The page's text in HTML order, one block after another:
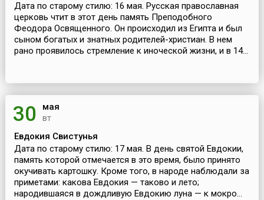
Дата по старому стилю: 16 мая. Русская православная
церковь чтит в этот день память Преподобного
Феодора Освященного. Он происходил из Египта и был
сыном богатых и знатных родителей-христиан. В нем
рано проявилось стремление к иноческой жизни, и в 14...
30 мая
вт
Евдокия Свистунья
Дата по старому стилю: 17 мая. В день святой Евдокии,
память которой отмечается в это время, было принято
окучивать картошку. Кроме того, в народе наблюдали за
приметами: какова Евдокия — таково и лето;
народившаяся в дождливую Евдокию луна — к мокро...